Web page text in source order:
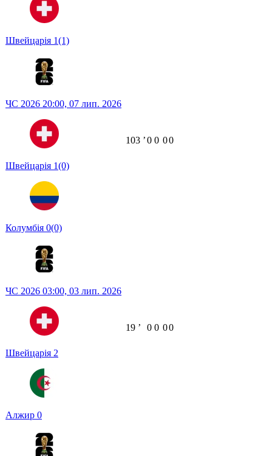
Швейцарія 1(1)
ЧС 2026 20:00, 07 лип. 2026
Швейцарія 1(0)
Колумбія 0(0)
103 ʼ0 0 00
ЧС 2026 03:00, 03 лип. 2026
Швейцарія 2
Алжир 0
19 ʼ 0 0 00